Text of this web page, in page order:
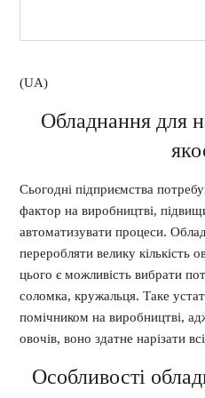
(UA)
Обладнання для
Сьогодні підприємства
фактор на виробництві,
автоматизувати процеси.
переробляти велику кількість
цього є можливість вибрати
соломка, кружальця. Таке
помічником на виробництві,
овочів, воно здатне нарізати
Особливості